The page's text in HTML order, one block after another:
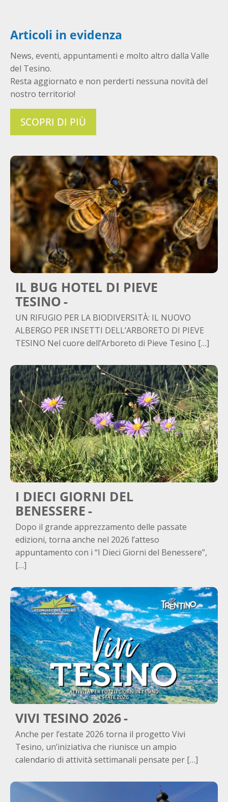
Articoli in evidenza
News, eventi, appuntamenti e molto altro dalla Valle
del Tesino.
Resta aggiornato e non perderti nessuna novità del
nostro territorio!
SCOPRI DI PIÙ
IL BUG HOTEL DI PIEVE
TESINO
UN RIFUGIO PER LA BIODIVERSITÀ: IL NUOVO
ALBERGO PER INSETTI DELL’ARBORETO DI PIEVE
TESINO Nel cuore dell’Arboreto di Pieve Tesino […]
I DIECI GIORNI DEL
BENESSERE
Dopo il grande apprezzamento delle passate
edizioni, torna anche nel 2026 l’atteso
appuntamento con i “I Dieci Giorni del Benessere”,
[…]
VIVI TESINO 2026
Anche per l’estate 2026 torna il progetto Vivi
Tesino, un’iniziativa che riunisce un ampio
calendario di attività settimanali pensate per […]